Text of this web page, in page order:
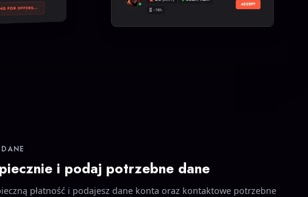
i podaj potrzebne dane
płatność i podajesz dane konta oraz kontaktowe potrzebne